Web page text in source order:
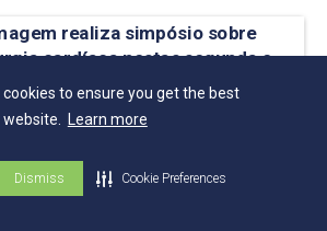
to ensure you get the best
Learn more
Dismiss Cookie Preferences
realiza simpósio sobre
cardíaca nestas segunda e